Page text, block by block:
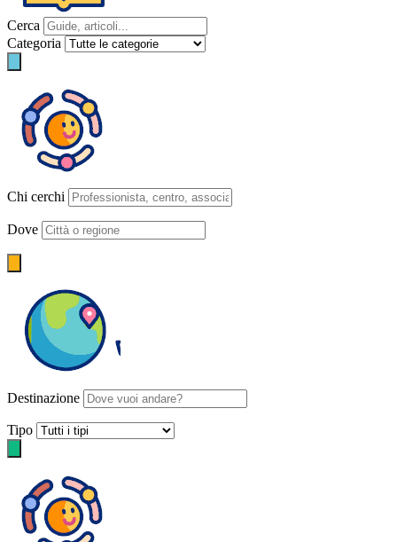
Cerca
Categoria
Chi cerchi
Dove
Destinazione
Tipo